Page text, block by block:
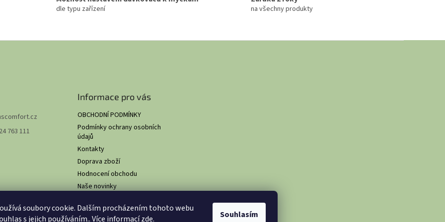
soubory cookie. Dalším procházením tohoto webu
s jejich používáním.. Více informacízde. Souhlasím
dle typu zařízení na všechny produkty
763 111
Informace pro vás
OBCHODNÍ PODMÍNKY
Podmínky ochrany osobních
údajů
Kontakty
Doprava zboží
Hodnocení obchodu
Naše novinky